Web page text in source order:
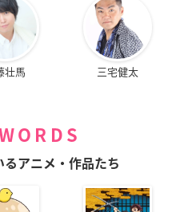
壮馬 三宅健太
アニメ・作品たち